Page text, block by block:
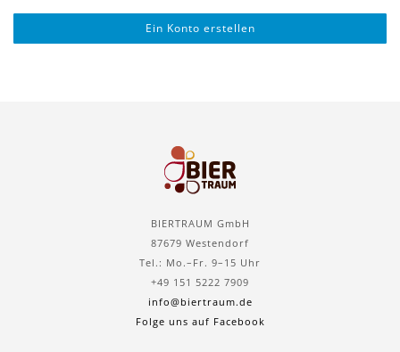
Ein Konto erstellen
BIERTRAUM GmbH
87679 Westendorf
Tel.: Mo.–Fr. 9–15 Uhr
+49 151 5222 7909
info@biertraum.de
Folge uns auf Facebook